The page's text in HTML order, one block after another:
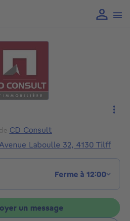
CD Consult
Laboulle 32, 4130 Tilff
Ferme à 12:00
les horaires
un message